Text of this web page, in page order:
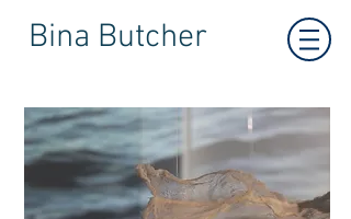
Bina Butcher